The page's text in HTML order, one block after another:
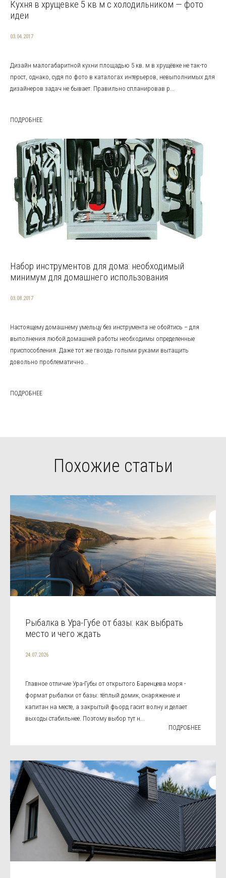
Кухня в хрущевке 5 кв м с холодильником — фото
идеи
03.04.2017
Дизайн малогабаритной кухни площадью 5 кв. м в хрущёвке не так-то
прост, однако, судя по фото в каталогах интерьеров, невыполнимых для
дизайнеров задач не бывает. Правильно спланировав р...
ПОДРОБНЕЕ
Набор инструментов для дома: необходимый
минимум для домашнего использования
03.08.2017
Настоящему домашнему умельцу без инструмента не обойтись – для
выполнения любой домашней работы необходимы определенные
приспособления. Даже тот же гвоздь голыми руками вытащить
довольно проблематично...
ПОДРОБНЕЕ
Похожие статьи
Рыбалка в Ура-Губе от базы: как выбрать
место и чего ждать
24.07.2026
Главное отличие Ура-Губы от открытого Баренцева моря -
формат рыбалки от базы: тёплый домик, снаряжение и
капитан на месте, а закрытый фьорд гасит волну и делает
выходы стабильнее. Поэтому выбор тут н...
ПОДРОБНЕЕ